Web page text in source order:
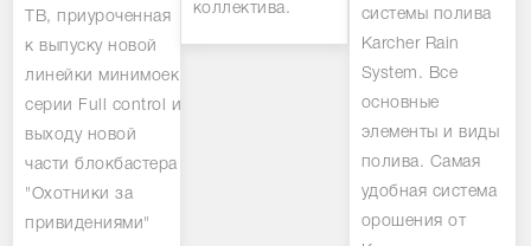
ТВ, приуроченная
к выпуску новой
линейки минимоек
серии Full control и
выходу новой
части блокбастера
"Охотники за
привидениями"
коллектива.
системы полива
Karcher Rain
System. Все
основные
элементы и виды
полива. Самая
удобная система
орошения от